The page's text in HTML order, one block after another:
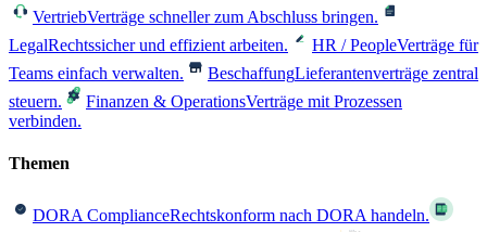
VertriebVerträge schneller zum Abschluss bringen.
LegalRechtssicher und effizient arbeiten. HR / PeopleVerträge für
Teams einfach verwalten.
BeschaffungLieferantenverträge zentral
steuern.
Finanzen & OperationsVerträge mit Prozessen
verbinden.
Themen
DORA ComplianceRechtskonform nach DORA handeln.